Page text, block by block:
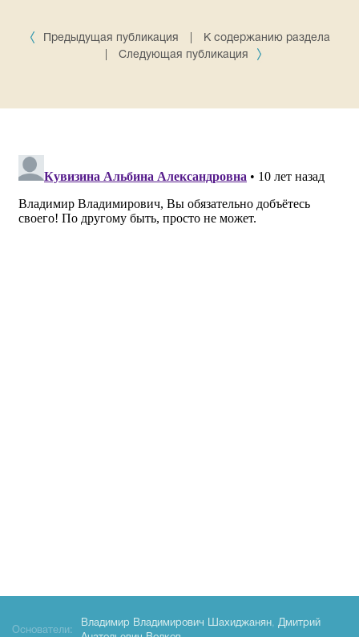
Предыдущая публикация
К содержанию раздела
Следующая публикация
Основатели:
Владимир Владимирович Шахиджанян, Дмитрий